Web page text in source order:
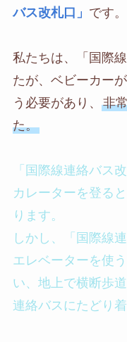
バス改札口」 です。
私たちは、「国際
たが、ベビーカー
う必要があり、 非
た。
「国際線連絡バス
カレーターを登る
ります。
しかし、「国際線
エレベーターを使
い、地上で横断歩
連絡バスにたどり着